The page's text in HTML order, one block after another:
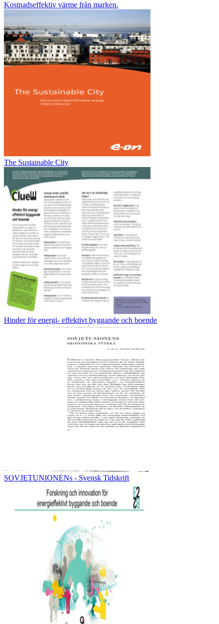
Kostnadseffektiv värme från marken.
The Sustainable City
Hinder för energi- effektivt byggande och boende
SOVJETUNIONENs - Svensk Tidskrift